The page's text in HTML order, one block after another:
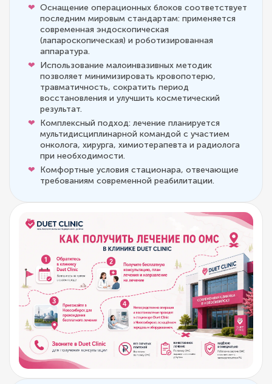
Оснащение операционных блоков соответствует
последним мировым стандартам: применяется
современная эндоскопическая
(лапароскопическая) и роботизированная
аппаратура.
Использование малоинвазивных методик
позволяет минимизировать кровопотерю,
травматичность, сократить период
восстановления и улучшить косметический
результат.
Комплексный подход: лечение планируется
мультидисциплинарной командой с участием
онколога, хирурга, химиотерапевта и радиолога
при необходимости.
Комфортные условия стационара, отвечающие
требованиям современной реабилитации.